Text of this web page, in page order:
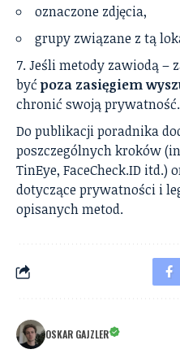
oznaczone zdjęcia,
grupy związane z tą
Jeśli metody zawiodą –
być poza zasięgiem
chronić swoją prywatność.
Do publikacji poradnika
poszczególnych kroków
TinEye, FaceCheck.ID itd.)
dotyczące prywatności i
opisanych metod.
OSKAR GAJZLER